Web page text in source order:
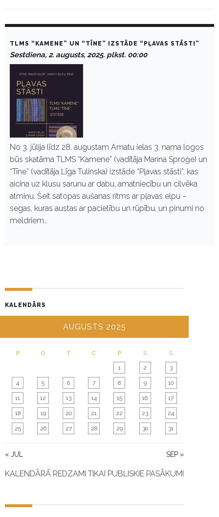
2
TLMS “KAMENE” UN “TĪNE” IZSTĀDE “PĻAVAS STĀSTI”
Sestdiena, 2. augusts, 2025. plkst. 00:00
No 3. jūlija līdz 28. augustam Amatu ielas 3. nama logos
būs skatāma TLMS “Kamene” (vadītāja Marina Sproģe) un
“Tīne” (vadītāja Līga Tulinska) izstāde “Pļavas stāsti”, kas
aicina uz klusu sarunu ar dabu, amatniecību un cilvēka
atmiņu. Šeit satopas aušanas ritms ar pļavas elpu –
segas, kuras austas ar pacietību un rūpību, un pinumi no
meldriem…
KALENDĀRS
AUGUSTS 2025
P O T C P S S
« JUL SEP »
1 2 3
4 5 6 7 8 9 10
11 12 13 14 15 16 17
18 19 20 21 22 23 24
25 26 27 28 29 30 31
KALENDĀRĀ REDZAMI TIKAI PUBLISKIE PASĀKUMI